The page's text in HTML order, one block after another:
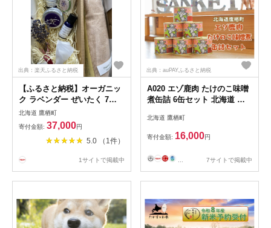
出典：楽天ふるさと納税
【ふるさと納税】オーガニッ
ク ラベンダー ぜいたく 7点
セット ピロー（枕）1点 オー
ガニックオイル 5ml×2 オー
ガニックウォーター 50ml ソ
ープ （石鹸） 1点 パーム
香） 1点 北海道 鷹栖町 有機
北海道 鷹栖町
寄付金額: 37,000円
5.0 （1件）
1サイトで掲載中
出典：auPAYふるさと納税
A020 エゾ鹿肉 たけのこ味噌
煮缶詰 6缶セット 北海道 鷹
んぱく 低脂肪 山恵 鹿肉 ジビ
エ
北海道 鷹栖町
寄付金額: 16,000円
7サイトで掲載中